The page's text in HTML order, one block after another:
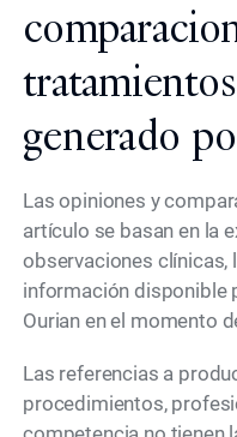
generado
Las opiniones y
artículo se basan en la
observaciones clínicas,
información disponible
Ourian en el momento
Las referencias a
procedimientos,